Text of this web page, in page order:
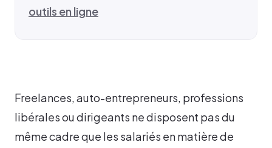
outils en ligne
Freelances, auto-entrepreneurs, professions
libérales ou dirigeants ne disposent pas du
même cadre que les salariés en matière de